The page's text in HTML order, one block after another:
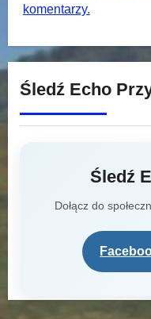
komentarzy.
Śledź Echo
Śledź
Dołącz do